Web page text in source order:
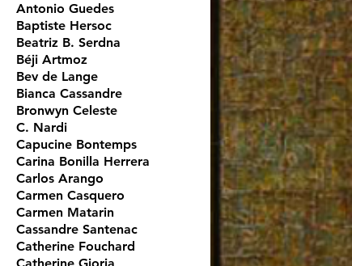
Antonio Guedes
Baptiste Hersoc
Beatriz B. Serdna
Béji Artmoz
Bev de Lange
Bianca Cassandre
Bronwyn Celeste
C. Nardi
Capucine Bontemps
Carina Bonilla Herrera
Carlos Arango
Carmen Casquero
Carmen Matarin
Cassandre Santenac
Catherine Fouchard